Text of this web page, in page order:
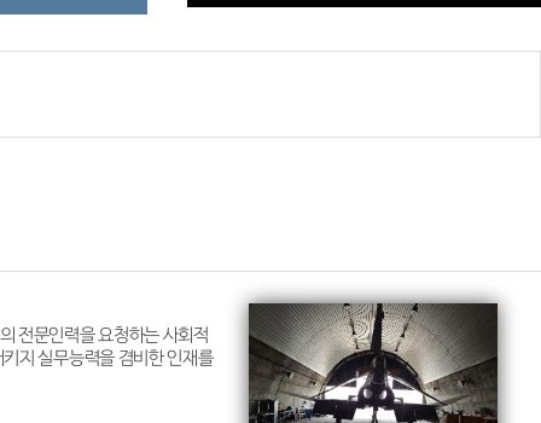
전문인력을 요청하는 사회적
지 실무능력을 겸비한 인재를